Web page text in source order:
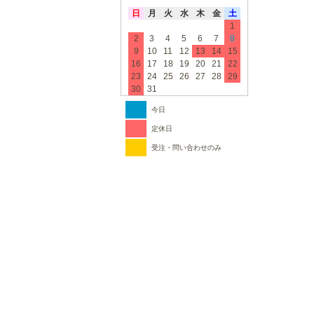
日 月 火 水 木 金
土
1
2
3 4 5 6 7
8
9
10 11 12 13 14
15
16
17 18 19 20 21
22
23
24 25 26 27 28
29
30
31
今日
定休日
受注・問い合わせのみ